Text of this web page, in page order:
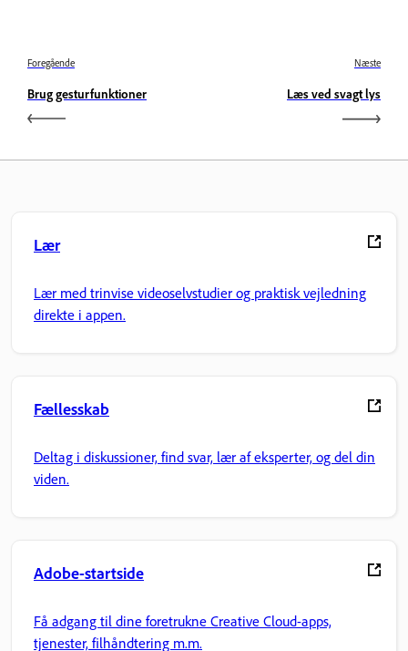
Foregående
Brug gesturfunktioner
Næste
Læs ved svagt lys
Lær
Lær med trinvise videoselvstudier og praktisk vejledning
direkte i appen.
Fællesskab
Deltag i diskussioner, find svar, lær af eksperter, og del din
viden.
Adobe-startside
Få adgang til dine foretrukne Creative Cloud-apps,
tjenester, filhåndtering m.m.